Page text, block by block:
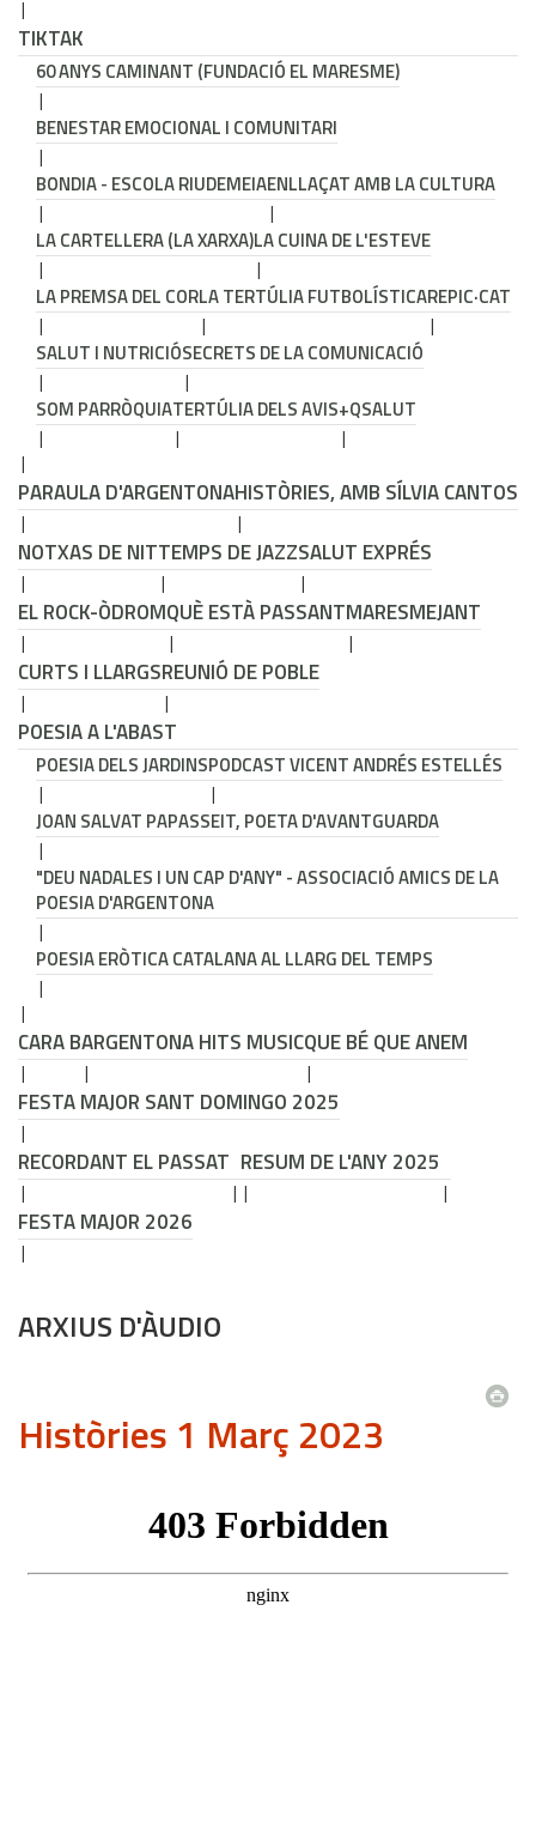
TIKTAK
60 ANYS CAMINANT (FUNDACIÓ EL MARESME)
BENESTAR EMOCIONAL I COMUNITARI
BONDIA - ESCOLA RIUDEMEIAENLLAÇAT AMB LA CULTURA
LA CARTELLERA (LA XARXA)LA CUINA DE L'ESTEVE
LA PREMSA DEL CORLA TERTÚLIA FUTBOLÍSTICAREPIC·CAT
SALUT I NUTRICIÓSECRETS DE LA COMUNICACIÓ
SOM PARRÒQUIATERTÚLIA DELS AVIS+QSALUT
PARAULA D'ARGENTONAHISTÒRIES, AMB SÍLVIA CANTOS
NOTXAS DE NITTEMPS DE JAZZSALUT EXPRÉS
EL ROCK-ÒDROMQUÈ ESTÀ PASSANTMARESMEJANT
CURTS I LLARGSREUNIÓ DE POBLE
POESIA A L'ABAST
POESIA DELS JARDINSPODCAST VICENT ANDRÉS ESTELLÉS
JOAN SALVAT PAPASSEIT, POETA D'AVANTGUARDA
"DEU NADALES I UN CAP D'ANY" - ASSOCIACIÓ AMICS DE LA
POESIA D'ARGENTONA
POESIA ERÒTICA CATALANA AL LLARG DEL TEMPS
CARA BARGENTONA HITS MUSICQUE BÉ QUE ANEM
FESTA MAJOR SANT DOMINGO 2025
RECORDANT EL PASSAT RESUM DE L'ANY 2025
FESTA MAJOR 2026
ARXIUS D'ÀUDIO
Històries 1 Març 2023